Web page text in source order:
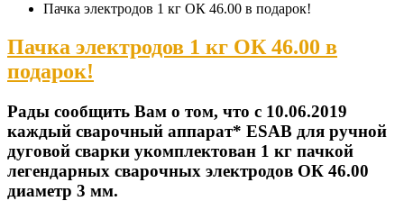
Пачка электродов 1 кг ОК 46.00 в подарок!
Пачка электродов 1 кг ОК 46.00 в
подарок!
Рады сообщить Вам о том, что с 10.06.2019
каждый сварочный аппарат* ESAB для ручной
дуговой сварки укомплектован 1 кг пачкой
легендарных сварочных электродов ОК 46.00
диаметр 3 мм.